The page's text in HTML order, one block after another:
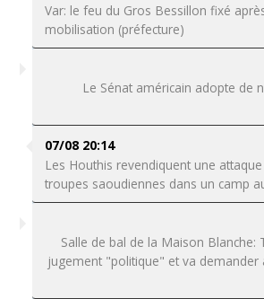
Var: le feu du Gros Bessillon fixé
mobilisation (préfecture)
Le Sénat américain adopte de
07/08 20:14
Les Houthis revendiquent une
troupes saoudiennes dans un camp
Salle de bal de la Maison Blanche:
jugement "politique" et va demander